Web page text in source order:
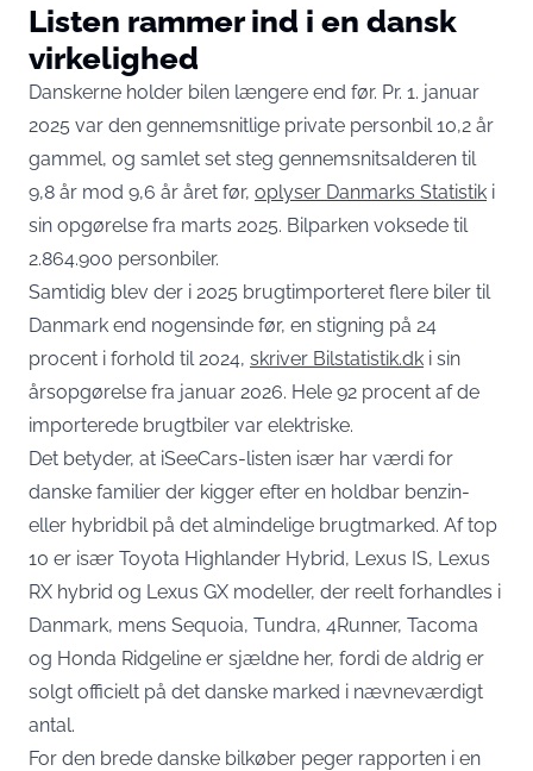
Listen rammer ind i en dansk
virkelighed
Danskerne holder bilen længere end før. Pr. 1. januar
2025 var den gennemsnitlige private personbil 10,2 år
gammel, og samlet set steg gennemsnitsalderen til
9,8 år mod 9,6 år året før, oplyser Danmarks Statistik i
sin opgørelse fra marts 2025. Bilparken voksede til
2.864.900 personbiler.
Samtidig blev der i 2025 brugtimporteret flere biler til
Danmark end nogensinde før, en stigning på 24
procent i forhold til 2024, skriver Bilstatistik.dk i sin
årsopgørelse fra januar 2026. Hele 92 procent af de
importerede brugtbiler var elektriske.
Det betyder, at iSeeCars-listen især har værdi for
danske familier der kigger efter en holdbar benzin-
eller hybridbil på det almindelige brugtmarked. Af top
10 er især Toyota Highlander Hybrid, Lexus IS, Lexus
RX hybrid og Lexus GX modeller, der reelt forhandles i
Danmark, mens Sequoia, Tundra, 4Runner, Tacoma
og Honda Ridgeline er sjældne her, fordi de aldrig er
solgt officielt på det danske marked i nævneværdigt
antal.
For den brede danske bilkøber peger rapporten i en